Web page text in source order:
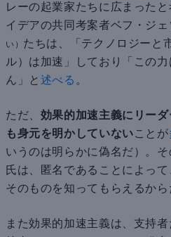
レーの起業家たちに広まった
イデアの共同考案者ベフ・ジェ
い） たちは、「テクノロジーと
ル）は加速」しており「この
ん」と 述べる 。
ただ、 効果的加速主義にリー
も身元を明かしていないことが
いうのは明らかに偽名だ）。
氏は、匿名であることによっ
そのものを知ってもらえるか
また効果的加速主義は、支持